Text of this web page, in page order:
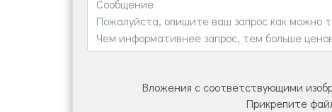
Вложения с соответствующими
Прикрепите